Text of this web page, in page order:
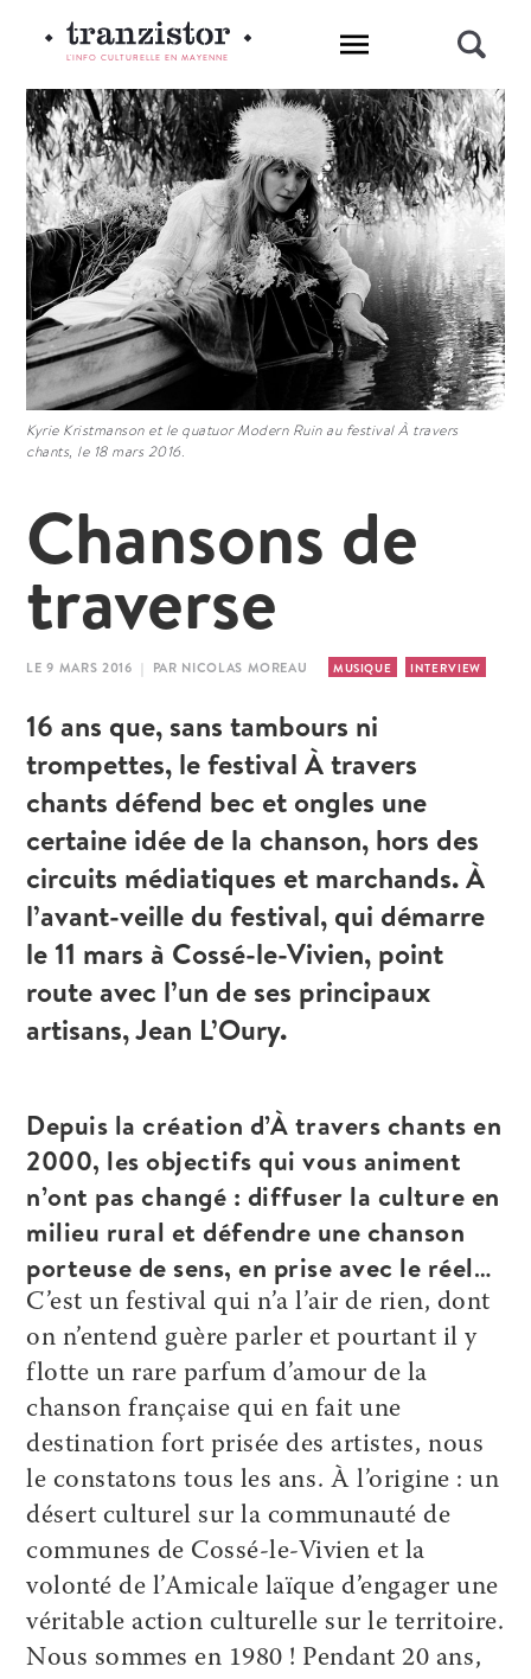
L'INFO CULTURELLE EN MAYENNE
Kyrie Kristmanson et le quatuor Modern Ruin au festival À travers
chants, le 18 mars 2016.
Chansons de
traverse
LE 9 MARS 2016 | PAR NICOLAS MOREAU MUSIQUE INTERVIEW
16 ans que, sans tambours ni
trompettes, le festival À travers
chants défend bec et ongles une
certaine idée de la chanson, hors des
circuits médiatiques et marchands. À
l’avant-veille du festival, qui démarre
le 11 mars à Cossé-le-Vivien, point
route avec l’un de ses principaux
artisans, Jean L’Oury.
Depuis la création d’À travers chants en
2000, les objectifs qui vous animent
n’ont pas changé : diffuser la culture en
milieu rural et défendre une chanson
porteuse de sens, en prise avec le réel…
C’est un festival qui n’a l’air de rien, dont
on n’entend guère parler et pourtant il y
flotte un rare parfum d’amour de la
chanson française qui en fait une
destination fort prisée des artistes, nous
le constatons tous les ans. À l’origine : un
désert culturel sur la communauté de
communes de Cossé-le-Vivien et la
volonté de l’Amicale laïque d’engager une
véritable action culturelle sur le territoire.
Nous sommes en 1980 ! Pendant 20 ans,